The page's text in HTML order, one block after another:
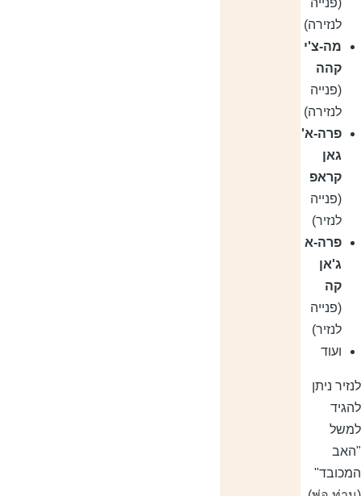
(פנייה
לנזירה)
מה-צ'י
קהה
(פנייה
לנזירה)
פרה-א'
גאן
קראפ
(פנייה
לנזיר)
פרה-א
ג'אן
קה
(פנייה
לנזיר)
ועוד
ניתן